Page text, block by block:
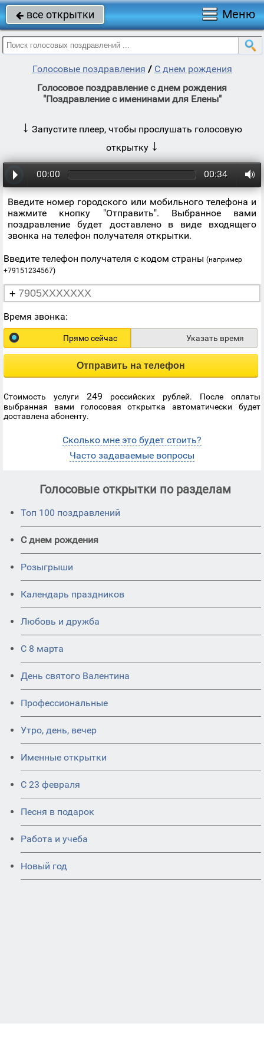
 все открытки Меню
Голосовые поздравления / С днем рождения
Голосовое поздравление с днем рождения
"Поздравление с именинами для Елены"
↓ Запустите плеер, чтобы прослушать голосовую
открытку ↓
00:00 00:34
Введите номер городского или мобильного телефона и
нажмите кнопку "Отправить". Выбранное вами
поздравление будет доставлено в виде входящего
звонка на телефон получателя открытки.
Введите телефон получателя с кодом страны (например
+79151234567)
+
Время звонка:
Прямо сейчас Указать время
Отправить на телефон
Стоимость услуги 249 российских рублей. После оплаты
выбранная вами голосовая открытка автоматически будет
доставлена абоненту.
Сколько мне это будет стоить?
Часто задаваемые вопросы
Голосовые открытки по разделам
Топ 100 поздравлений
С днем рождения
Розыгрыши
Календарь праздников
Любовь и дружба
С 8 марта
День святого Валентина
Профессиональные
Утро, день, вечер
Именные открытки
С 23 февраля
Песня в подарок
Работа и учеба
Новый год